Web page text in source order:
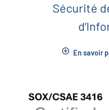
Sécurité
En savoir